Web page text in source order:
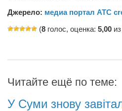
Джерело: медиа портал АТС
(8 голос, оценка: 5,00
Читайте ещё по теме:
У Суми знову